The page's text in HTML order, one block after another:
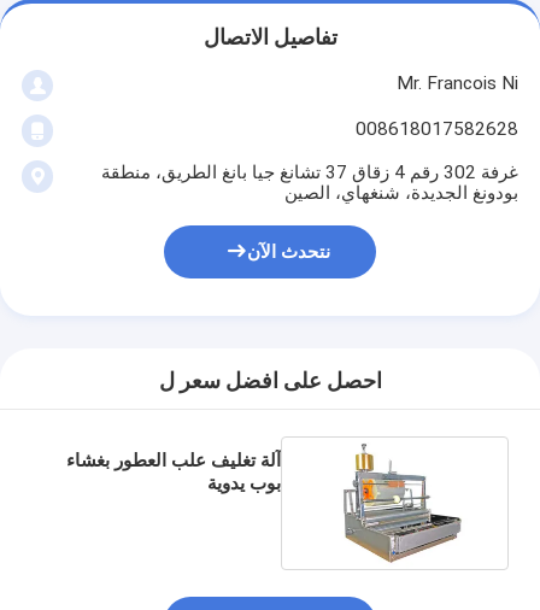
تفاصيل الاتصال
Mr. Francois Ni
008618017582628
غرفة 302 رقم 4 زقاق 37 تشانغ جيا بانغ الطريق، منطقة
بودونغ الجديدة، شنغهاي، الصين
نتحدث الآن
احصل على افضل سعر ل
آلة تغليف علب العطور بغشاء
بوب يدوية